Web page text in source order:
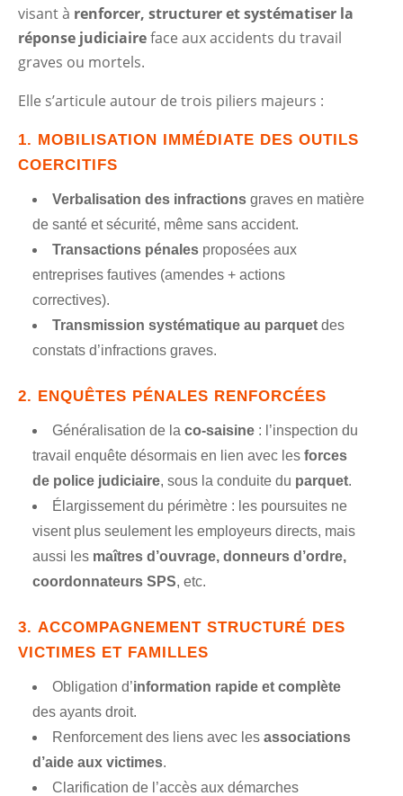
visant à renforcer, structurer et systématiser la
réponse judiciaireface aux accidents du travail
graves ou mortels.
Elle s’articule autour de trois piliers majeurs :
1. MOBILISATION IMMÉDIATE DES OUTILS
COERCITIFS
Verbalisation des infractions graves en matière
de santé et sécurité, même sans accident.
Transactions pénales proposées aux
entreprises fautives (amendes + actions
correctives).
Transmission systématique au parquet des
constats d’infractions graves.
2. ENQUÊTES PÉNALES RENFORCÉES
Généralisation de laco-saisine : l’inspection du
travail enquête désormais en lien avec lesforces
de police judiciaire, sous la conduite du parquet.
Élargissement du périmètre : les poursuites ne
visent plus seulement les employeurs directs, mais
aussi les maîtres d’ouvrage, donneurs d’ordre,
coordonnateurs SPS, etc.
3.ACCOMPAGNEMENT STRUCTURÉ DES
VICTIMES ET FAMILLES
Obligation d’information rapide et complète
des ayants droit.
Renforcement des liens avec lesassociations
d’aide aux victimes.
Clarification de l’accès aux démarches